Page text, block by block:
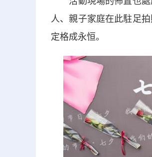
人、親子家庭在此駐足
定格成永恒。